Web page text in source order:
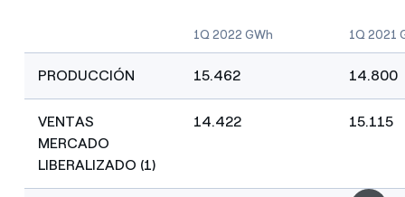
1Q 2022 GWh 1Q 2021
PRODUCCIÓN 15.462 14.800
VENTAS
MERCADO
LIBERALIZADO (1)
14.422 15.115